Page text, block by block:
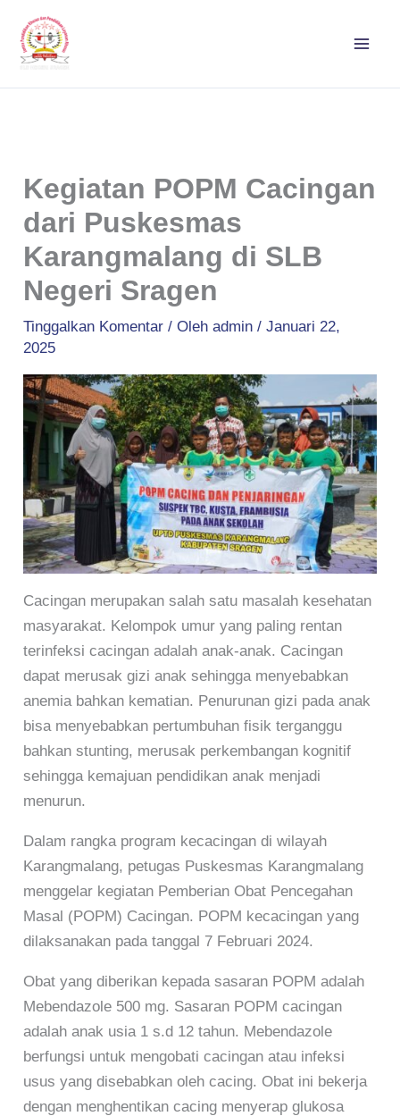
konten
Kegiatan POPM Cacingan
dari Puskesmas
Karangmalang di SLB
Negeri Sragen
Tinggalkan Komentar / Olehadmin/Januari 22,
2025
Cacingan merupakan salah satu masalah kesehatan
masyarakat. Kelompok umur yang paling rentan
terinfeksi cacingan adalah anak-anak. Cacingan
dapat merusak gizi anak sehingga menyebabkan
anemia bahkan kematian. Penurunan gizi pada anak
bisa menyebabkan pertumbuhan fisik terganggu
bahkan stunting, merusak perkembangan kognitif
sehingga kemajuan pendidikan anak menjadi
menurun.
Dalam rangka program kecacingan di wilayah
Karangmalang, petugas Puskesmas Karangmalang
menggelar kegiatan Pemberian Obat Pencegahan
Masal (POPM) Cacingan. POPM kecacingan yang
dilaksanakan pada tanggal 7 Februari 2024.
Obat yang diberikan kepada sasaran POPM adalah
Mebendazole 500 mg. Sasaran POPM cacingan
adalah anak usia 1 s.d 12 tahun. Mebendazole
berfungsi untuk mengobati cacingan atau infeksi
usus yang disebabkan oleh cacing. Obat ini bekerja
dengan menghentikan cacing menyerap glukosa